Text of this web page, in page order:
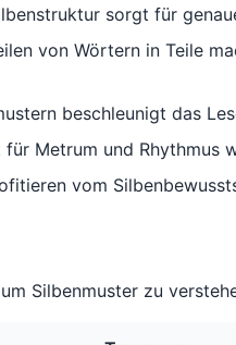
sorgt für
von Wörtern in Teile
beschleunigt das
Metrum und Rhythmus
vom
Silbenmuster zu